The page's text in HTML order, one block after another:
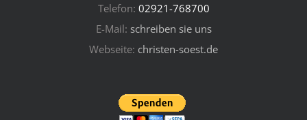
Telefon: 02921-768700
E-Mail: schreiben sie uns
Webseite: christen-soest.de